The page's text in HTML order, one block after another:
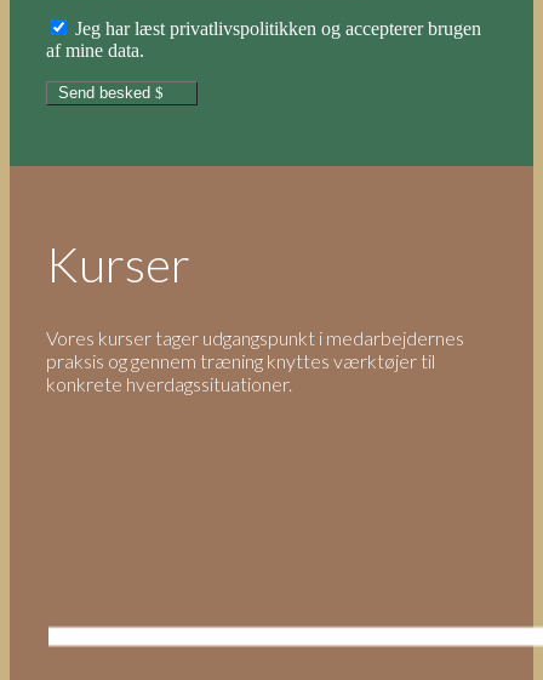
Jeg har læst privatlivspolitikken og accepterer brugen
af mine data.
Send besked
Kurser
Vores kurser tager udgangspunkt i medarbejdernes
praksis og gennem træning knyttes værktøjer til
konkrete hverdagssituationer.